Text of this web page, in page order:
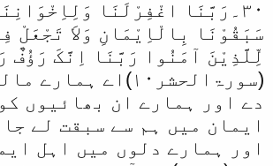
۳۰۔رَبَّنَا اغْفِرْلَنَا
سَبَقُوْنَا بِالْاِیْمَانِ وَلاَ تَجْعَلْ
لِّلَّذِیْنَ آمَنُوا رَبَّنَا اِنَّکَ رَؤُفٌ
(سورۃالحشر۱۰)اے
دے اور ہمارے ان بھائیوں
ایمان میں ہم سے سبقت لے
اور ہمارے دلوں میں اہل